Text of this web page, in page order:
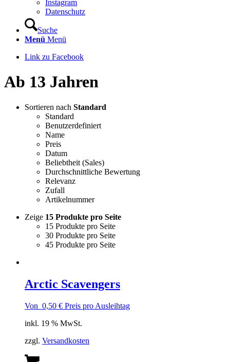
Instagram
Datenschutz
Suche
Menü Menü
Link zu Facebook
Ab 13 Jahren
Sortieren nach Standard
Standard
Benutzerdefiniert
Name
Preis
Datum
Beliebtheit (Sales)
Durchschnittliche Bewertung
Relevanz
Zufall
Artikelnummer
Zeige 15 Produkte pro Seite
15 Produkte pro Seite
30 Produkte pro Seite
45 Produkte pro Seite
Arctic Scavengers
Von 0,50 € Preis pro Ausleihtag
inkl. 19 % MwSt.
zzgl. Versandkosten